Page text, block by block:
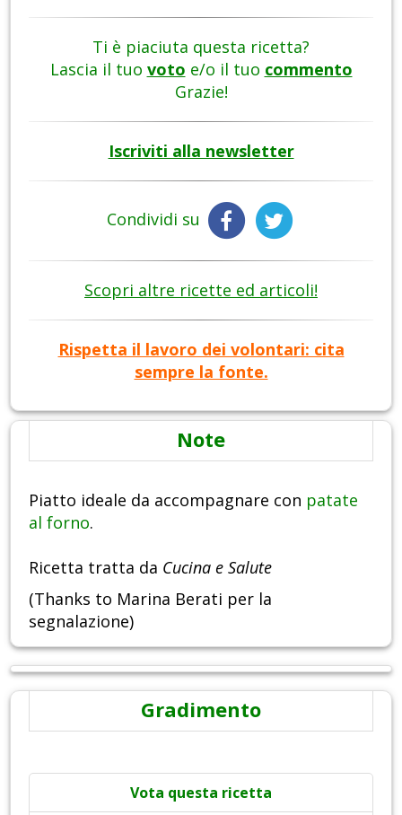
Ti è piaciuta questa ricetta?
Lascia il tuo voto e/o il tuo commento
Grazie!
Iscriviti alla newsletter
Condividi su
Scopri altre ricette ed articoli!
Rispetta il lavoro dei volontari: cita
sempre la fonte.
Note
Piatto ideale da accompagnare con patate
al forno.
Ricetta tratta da Cucina e Salute
(Thanks to Marina Berati per la
segnalazione)
Gradimento
Vota questa ricetta